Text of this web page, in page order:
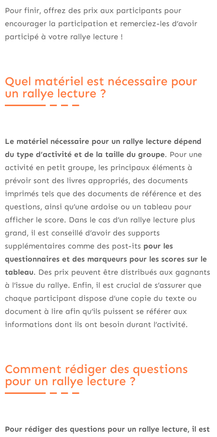
Pour finir, offrez des prix aux participants pour
encourager la participation et remerciez-les d’avoir
participé à votre rallye lecture !
Quel matériel est nécessaire pour
un rallye lecture ?
Le matériel nécessaire pour un rallye lecture dépend
du type d’activité et de la taille du groupe. Pour une
activité en petit groupe, les principaux éléments à
prévoir sont des livres appropriés, des documents
imprimés tels que des documents de référence et des
questions, ainsi qu’une ardoise ou un tableau pour
afficher le score. Dans le cas d’un rallye lecture plus
grand, il est conseillé d’avoir des supports
supplémentaires comme des post-its pour les
questionnaires et des marqueurs pour les scores sur le
tableau. Des prix peuvent être distribués aux gagnants
à l’issue du rallye. Enfin, il est crucial de s’assurer que
chaque participant dispose d’une copie du texte ou
document à lire afin qu’ils puissent se référer aux
informations dont ils ont besoin durant l’activité.
Comment rédiger des questions
pour un rallye lecture ?
Pour rédiger des questions pour un rallye lecture, il est